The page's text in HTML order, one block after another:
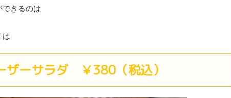
きるのは
は
ーサラダ ￥380（税込）